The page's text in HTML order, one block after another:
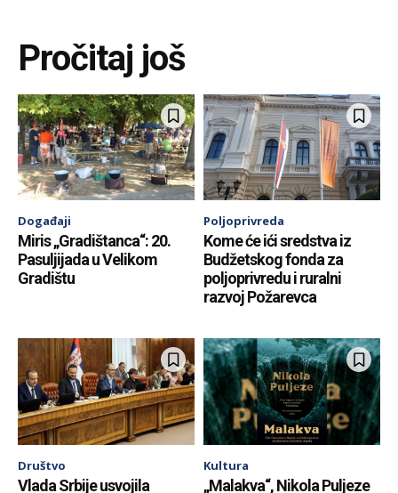
Pročitaj još
Događaji
Miris „Gradištanca“: 20.
Pasuljijada u Velikom
Gradištu
Poljoprivreda
Kome će ići sredstva iz
Budžetskog fonda za
poljoprivredu i ruralni
razvoj Požarevca
Društvo
Vlada Srbije usvojila
Kultura
„Malakva“, Nikola Puljeze